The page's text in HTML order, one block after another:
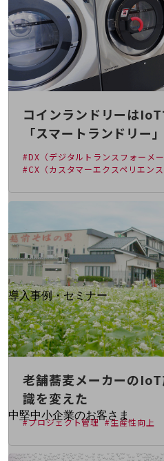
5Gデータプラス
データプラス
IoT向け回線料金
home5Gプラン
端末の一元管理
セキュリティ
運用保守・故障紛失サポート
回線・ネットワーク
お手続き
別ウィンドウで開きます
サービスをご利用中のお客さま
導入事例・セミナー
導入事例TOP
最新の導入事例や注目の導入事例をご紹
セミナー
開催・出展する各種セミナー、イベント
中堅中小企業のお客さま
NTTドコモビジネスウォッチ
ビジネスお役立ち情報
コインランドリーはIoT
「スマートランドリー
#DX（デジタルトランスフォーメー
#CX（カスタマーエクスペリエンス
老舗蕎麦メーカーの
識を変えた
#プロジェクト管理 #生産性向上